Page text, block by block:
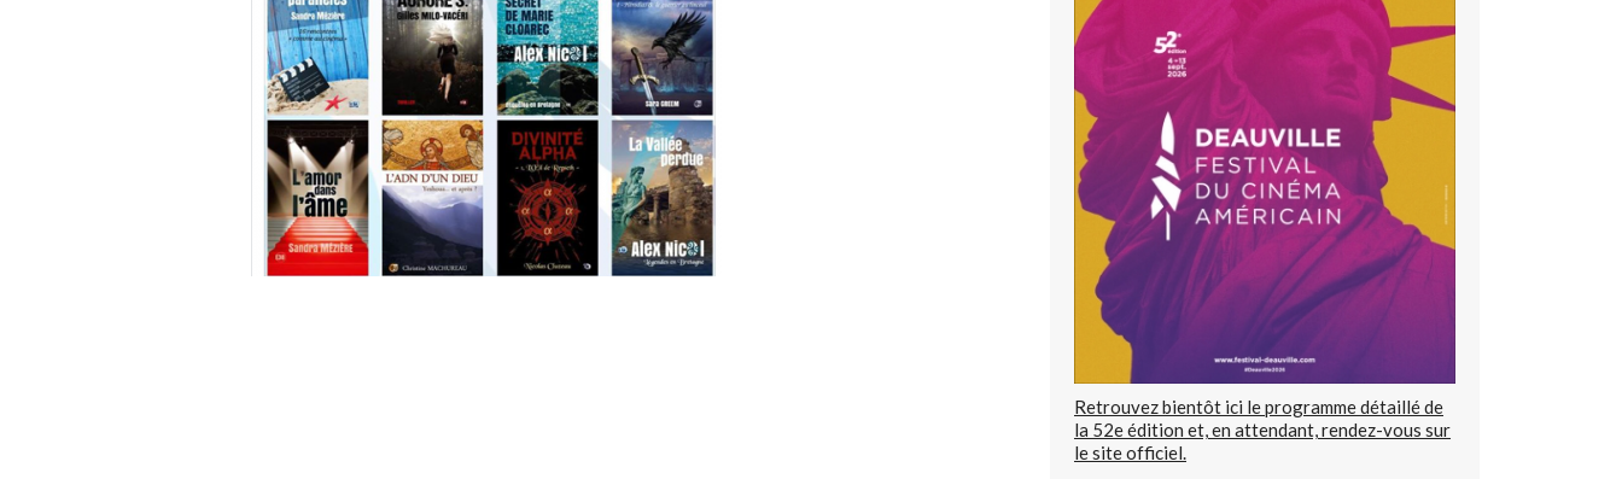
Retrouvez bientôt ici le programme détaillé de
la 52e édition et, en attendant, rendez-vous sur
le site officiel.